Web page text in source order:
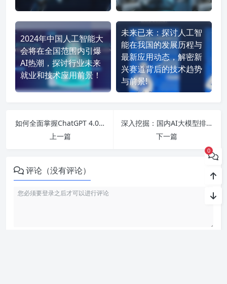
2024年中国人工智能大
会将在全国范围内引爆
AI热潮，探讨行业未来
就业和技术应用前景！
未来已来：探讨人工智
能在我国的发展历程与
最新应用动态，解密新
兴赛道背后的技术趋势
与前景!
如何全面掌握ChatGPT 4.0的使用技巧与应用前景分析？
上一篇
深入挖掘：国内AI大模型排行榜及应用趋势全解析，助你把握时代机遇
下一篇
评论（没有评论）
0